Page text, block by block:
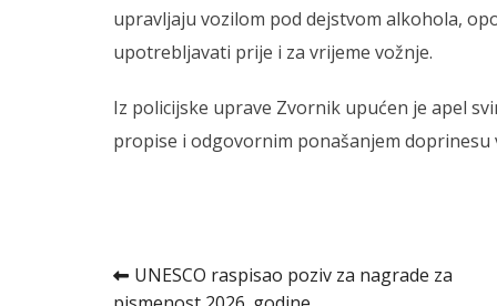
upravljaju vozilom pod dejstvom alkohola,
upotrebljavati prije i za vrijeme vožnje.
Iz policijske uprave Zvornik upućen je apel
propise i odgovornim ponašanjem doprinesu
Kretanje
UNESCO raspisao poziv za nagrade za